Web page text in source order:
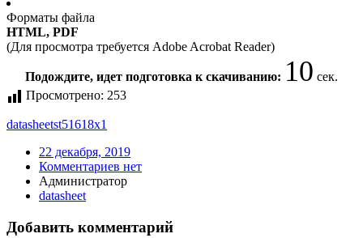
Форматы файла
HTML, PDF
(Для просмотра требуется Adobe Acrobat Reader)
Подождите, идет подготовка к скачиванию: 10 сек.
Просмотрено: 253
datasheetst51618x1
22 декабря, 2019
Комментариев нет
Администратор
datasheet
Добавить комментарий